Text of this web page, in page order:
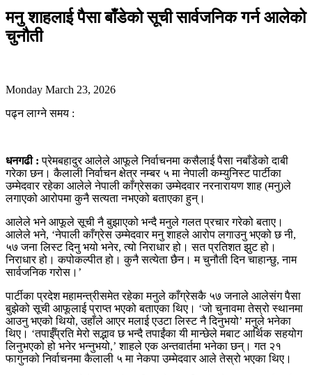
मनु शाहलाई पैसा बाँडेको सूची सार्वजनिक गर्न आलेको
चुनौती
Monday March 23, 2026
पढ्न लाग्ने समय :
धनगढी : प्रेमबहादुर आलेले आफूले निर्वाचनमा कसैलाई पैसा नबाँडेको दाबी
गरेका छन। कैलाली निर्वाचन क्षेत्र नम्बर ५ मा नेपाली कम्युनिस्ट पार्टीका
उम्मेदवार रहेका आलेले नेपाली काँग्रेसका उम्मेदवार नरनारायण शाह (मनु)ले
लगाएको आरोपमा कुनै सत्यता नभएको बताएका हुन्।
आलेले भने आफूले सूची नै बुझाएको भन्दै मनुले गलत प्रचार गरेको बताए।
आलेले भने, ‘नेपाली काँग्रेस उम्मेदवार मनु शाहले आरोप लगाउनु भएको छ नी,
५७ जना लिस्ट दिनु भयो भनेर, त्यो निराधार हो। सत प्रतिशत झुट हो।
निराधार हो। कपोकल्पीत हो। कुनै सत्येता छैन। म चुनौती दिन चाहान्छु, नाम
सार्वजनिक गरोस।’
पार्टीका प्रदेश महामन्त्रीसमेत रहेका मनुले काँग्रेसकै ५७ जनाले आलेसंग पैसा
बुझेको सूची आफूलाई प्राप्त भएको बताएका थिए। ‘जो चुनावमा तेस्रो स्थानमा
आउनु भएको थियो, उहाँले आएर मलाई एउटा लिस्ट नै दिनुभयो’ मनुले भनेका
थिए। ‘तपाईँप्रति मेरो सद्भाव छ भन्दै तपाईंका यी मान्छेले मबाट आर्थिक सहयोग
लिनुभएको हो भनेर भन्नुभयो,’ शाहले एक अन्तवार्तमा भनेका छन्। गत २१
फागुनको निर्वाचनमा कैलाली ५ मा नेकपा उम्मेदवार आले तेस्रो भएका थिए।